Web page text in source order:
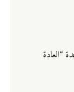
الفقهية (الجزء 5: قاعدة “العادة